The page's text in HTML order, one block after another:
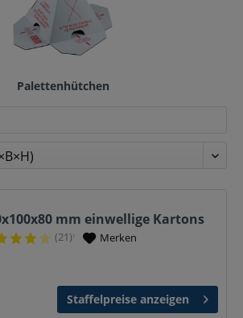
Palettenhütchen
mm einwellige Kartons
(21)¹ Merken
Staffelpreise anzeigen